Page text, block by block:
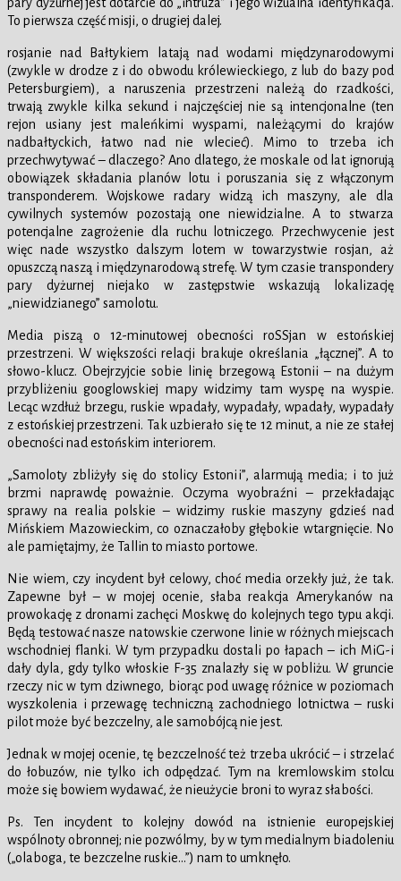
To pierwsza część misji, o drugiej dalej.
rosjanie nad Bałtykiem latają nad wodami międzynarodowymi
(zwykle w drodze z i do obwodu królewieckiego, z lub do bazy pod
Petersburgiem), a naruszenia przestrzeni należą do rzadkości,
trwają zwykle kilka sekund i najczęściej nie są intencjonalne (ten
rejon usiany jest maleńkimi wyspami, należącymi do krajów
nadbałtyckich, łatwo nad nie wlecieć). Mimo to trzeba ich
przechwytywać – dlaczego? Ano dlatego, że moskale od lat ignorują
obowiązek składania planów lotu i poruszania się z włączonym
transponderem. Wojskowe radary widzą ich maszyny, ale dla
cywilnych systemów pozostają one niewidzialne. A to stwarza
potencjalne zagrożenie dla ruchu lotniczego. Przechwycenie jest
więc nade wszystko dalszym lotem w towarzystwie rosjan, aż
opuszczą naszą i międzynarodową strefę. W tym czasie transpondery
pary dyżurnej niejako w zastępstwie wskazują lokalizację
„niewidzianego” samolotu.
Media piszą o 12-minutowej obecności roSSjan w estońskiej
przestrzeni. W większości relacji brakuje określania „łącznej”. A to
słowo-klucz. Obejrzyjcie sobie linię brzegową Estonii – na dużym
przybliżeniu googlowskiej mapy widzimy tam wyspę na wyspie.
Lecąc wzdłuż brzegu, ruskie wpadały, wypadały, wpadały, wypadały
z estońskiej przestrzeni. Tak uzbierało się te 12 minut, a nie ze stałej
obecności nad estońskim interiorem.
„Samoloty zbliżyły się do stolicy Estonii”, alarmują media; i to już
brzmi naprawdę poważnie. Oczyma wyobraźni – przekładając
sprawy na realia polskie – widzimy ruskie maszyny gdzieś nad
Mińskiem Mazowieckim, co oznaczałoby głębokie wtargnięcie. No
ale pamiętajmy, że Tallin to miasto portowe.
Nie wiem, czy incydent był celowy, choć media orzekły już, że tak.
Zapewne był – w mojej ocenie, słaba reakcja Amerykanów na
prowokację z dronami zachęci Moskwę do kolejnych tego typu akcji.
Będą testować nasze natowskie czerwone linie w różnych miejscach
wschodniej flanki. W tym przypadku dostali po łapach – ich MiG-i
dały dyla, gdy tylko włoskie F-35 znalazły się w pobliżu. W gruncie
rzeczy nic w tym dziwnego, biorąc pod uwagę różnice w poziomach
wyszkolenia i przewagę techniczną zachodniego lotnictwa – ruski
pilot może być bezczelny, ale samobójcą nie jest.
Jednak w mojej ocenie, tę bezczelność też trzeba ukrócić – i strzelać
do łobuzów, nie tylko ich odpędzać. Tym na kremlowskim stolcu
może się bowiem wydawać, że nieużycie broni to wyraz słabości.
Ps. Ten incydent to kolejny dowód na istnienie europejskiej
wspólnoty obronnej; nie pozwólmy, by w tym medialnym biadoleniu
(„olaboga, te bezczelne ruskie…”) nam to umknęło.